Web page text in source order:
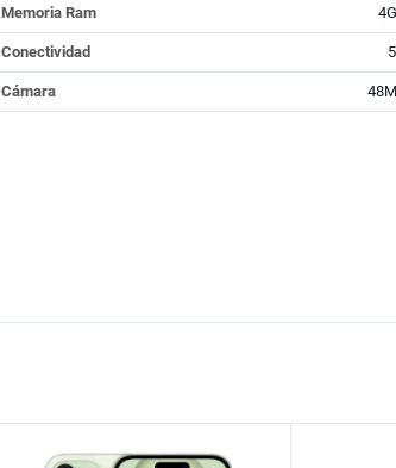
Memoria Ram
Conectividad
Cámara